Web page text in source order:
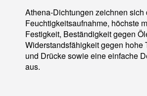
Athena-Dichtungen zeichnen sich
Feuchtigkeitsaufnahme, höchste
Festigkeit, Beständigkeit gegen
Widerstandsfähigkeit gegen hohe
und Drücke sowie eine einfache
aus.